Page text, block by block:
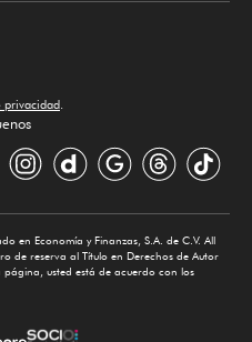
privacidad.
en Economía y Finanzas, S.A. de C.V. All
de reserva al Título en Derechos de Autor
usted está de acuerdo con los